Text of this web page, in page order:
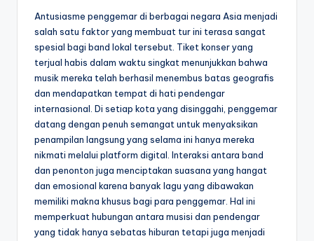
Antusiasme penggemar di berbagai negara Asia menjadi
salah satu faktor yang membuat tur ini terasa sangat
spesial bagi band lokal tersebut. Tiket konser yang
terjual habis dalam waktu singkat menunjukkan bahwa
musik mereka telah berhasil menembus batas geografis
dan mendapatkan tempat di hati pendengar
internasional. Di setiap kota yang disinggahi, penggemar
datang dengan penuh semangat untuk menyaksikan
penampilan langsung yang selama ini hanya mereka
nikmati melalui platform digital. Interaksi antara band
dan penonton juga menciptakan suasana yang hangat
dan emosional karena banyak lagu yang dibawakan
memiliki makna khusus bagi para penggemar. Hal ini
memperkuat hubungan antara musisi dan pendengar
yang tidak hanya sebatas hiburan tetapi juga menjadi